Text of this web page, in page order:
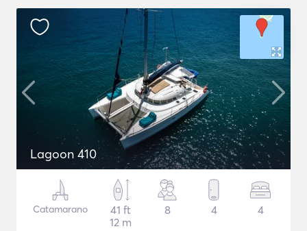
Lagoon 410
Catamarano
41 ft
12 m
8 4 4